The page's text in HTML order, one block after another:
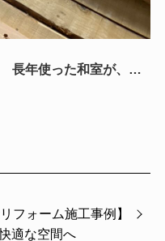
長年使った和室が、新
フォーム施工事例】
適な空間へ